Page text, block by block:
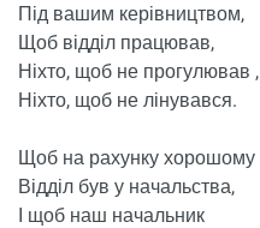
Під вашим керівництвом,
Щоб відділ працював,
Ніхто, щоб не прогулював ,
Ніхто, щоб не лінувався.
Щоб на рахунку хорошому
Відділ був у начальства,
І щоб наш начальник